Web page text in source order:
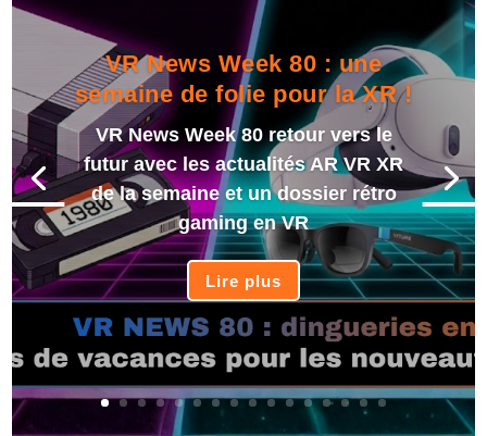
VR News Week 80 : une
semaine de folie pour la XR !
VR News Week 80 retour vers le
futur avec les actualités AR VR XR
de la semaine et un dossier rétro
gaming en VR
Lire plus